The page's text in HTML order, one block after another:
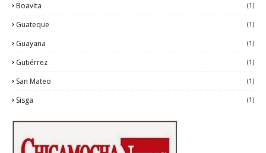
Boavita (1)
Guateque (1)
Guayana (1)
Gutiérrez (1)
San Mateo (1)
Sisga (1)